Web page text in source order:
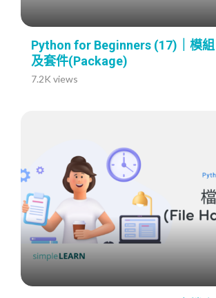
Python for Beginners (17)｜模
及套件(Package)
7.2K views